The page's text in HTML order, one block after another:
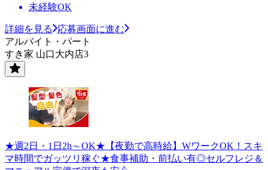
未経験OK
詳細を見る
応募画面に進む
アルバイト・パート
すき家 山口大内店3
★週2日・1日2h～OK★【夜勤で高時給】WワークOK！スキ
マ時間でガッツリ稼ぐ★食事補助・前払い有◎セルフレジ＆